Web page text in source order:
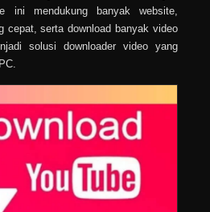
ini mendukung banyak website,
cepat, serta download banyak video
solusi downloader video yang